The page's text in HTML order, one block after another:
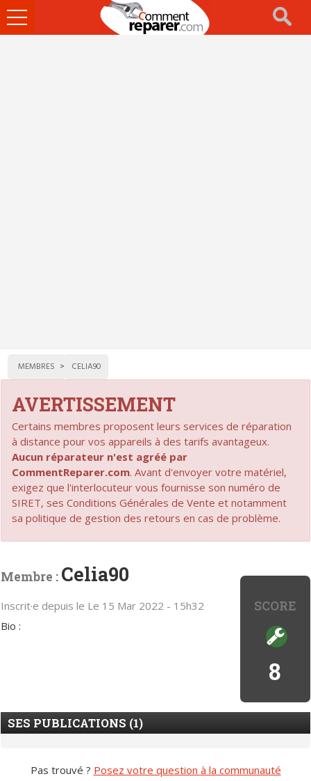
Ouvrir
le
MEMBRES CELIA90
AVERTISSEMENT
Certains membres proposent leurs services de réparation
à distance pour vos appareils à des tarifs avantageux.
Aucun réparateur n'est agréé par
CommentReparer.com. Avant d'envoyer votre matériel,
exigez que l'interlocuteur vous fournisse son numéro de
SIRET, ses Conditions Générales de Vente et notamment
sa politique de gestion des retours en cas de problème.
SCORE
8
Membre : Celia90
Inscrit·e depuis le Le 15 Mar 2022 - 15h32
Bio :
SES PUBLICATIONS (1)
Pas trouvé ? Posez votre question à la communauté